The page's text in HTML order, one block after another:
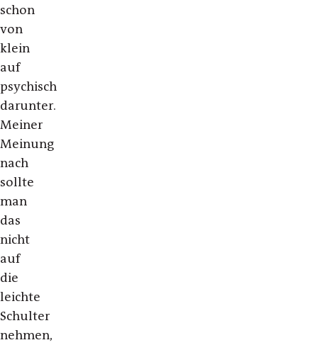
schon
von
klein
auf
psychisch
darunter.
Meiner
Meinung
nach
sollte
man
das
nicht
auf
die
leichte
Schulter
nehmen,